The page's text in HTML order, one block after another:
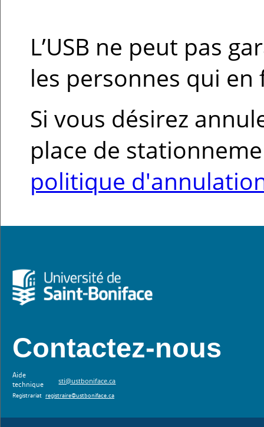
L’USB ne peut pas
les personnes qui
Si vous désirez
place de
politique
Contactez-nous
Aide
technique
sti@ustboniface.ca
Registrariat registraire@ustboniface.ca